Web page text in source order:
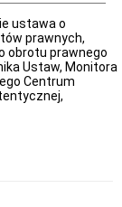
ustawa o
prawnych,
obrotu prawnego
Ustaw, Monitora
Centrum